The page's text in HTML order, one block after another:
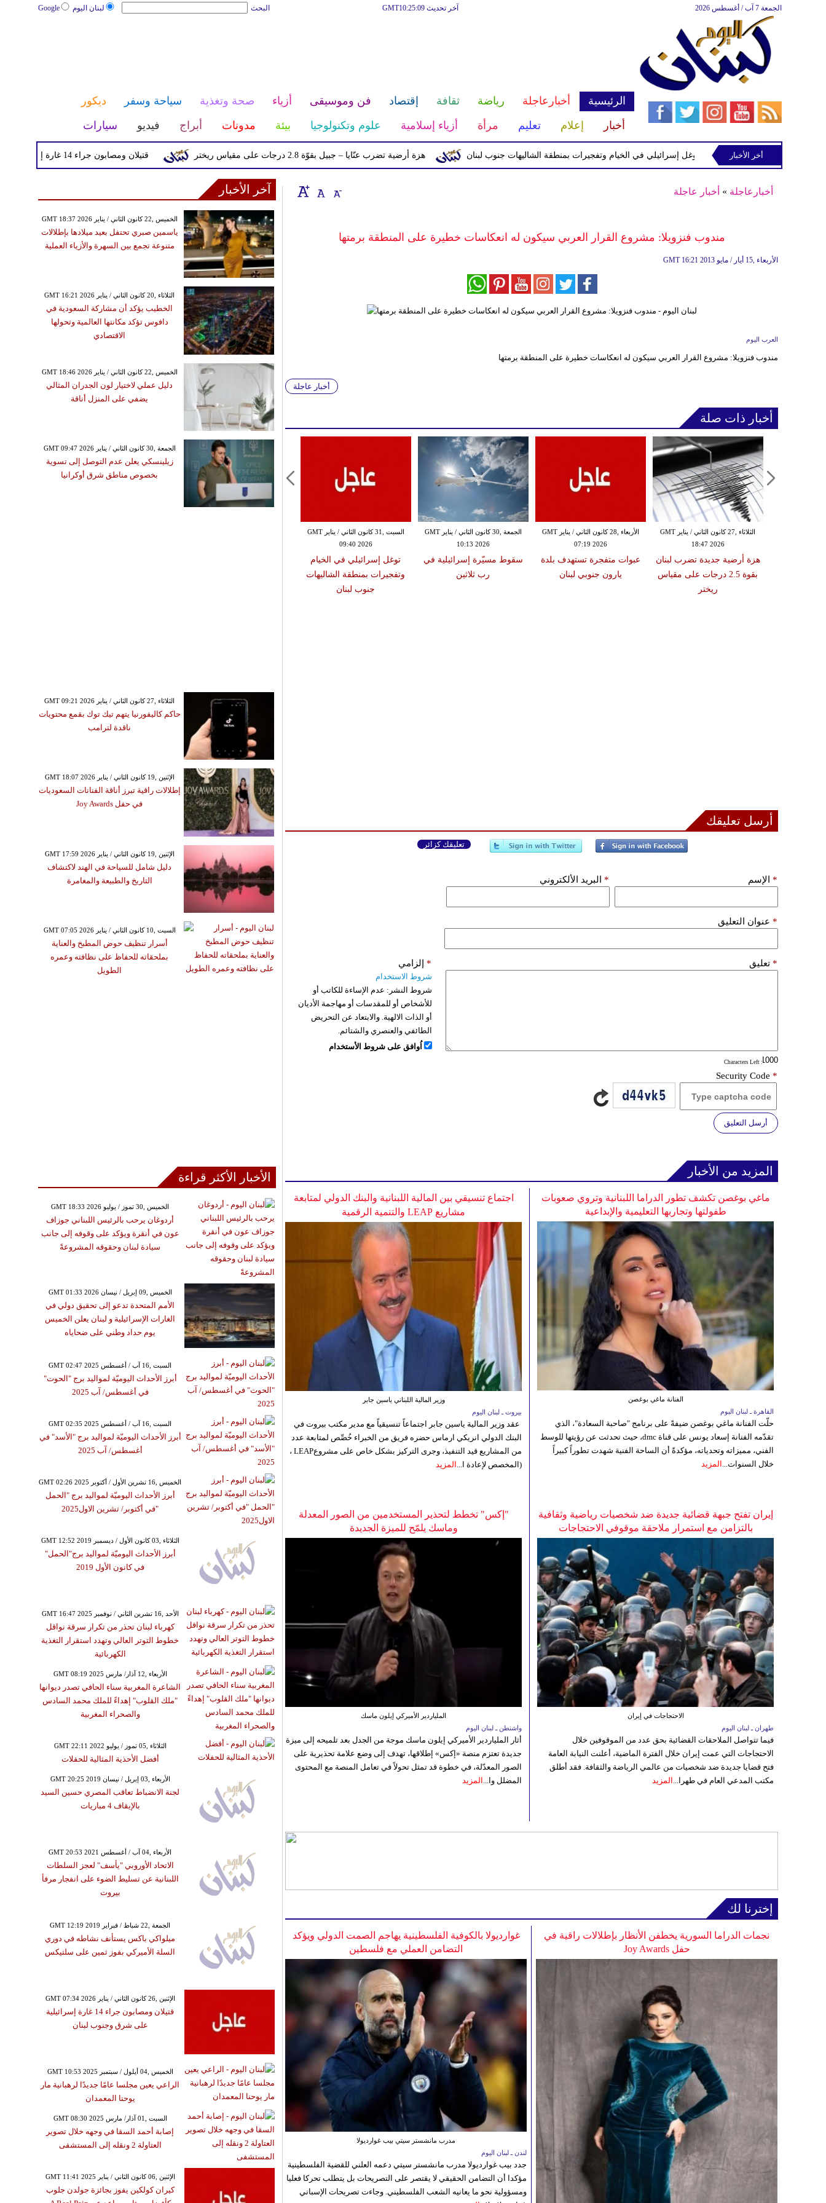
لبنان اليوم Google البحث آخر تحديث GMT10:25:09 الجمعة 7 آب / أغسطس 2026
الرئيسية أخبارعاجلة رياضة ثقافة إقتصاد فن وموسيقى أزياء صحة وتغذية سياحة وسفر
ديكور
أخبار
إعلام تعليم مرأة أزياء إسلامية علوم وتكنولوجيا بيئة مدونات أبراج فيديو سيارات
قتيلان ومصابون جراء 14 غارة إسرائيلية على شرق وجنوب لبنان هزة أرضية تضرب عنّايا – جبيل بقوّة 2.8 درجات على مقياس ريختر توغل إسرائيلي في الخيام وتفجيرات بمنطقة الشاليهات جنوب لبنان أخر الأخبار
أخبارعاجلة » أخبار عاجلة
مندوب فنزويلا: مشروع القرار العربي سيكون له انعكاسات خطيرة على المنطقة برمتها
GMT 16:21 2013 الأربعاء ,15 أيار / مايو
العرب اليوم
مندوب فنزويلا: مشروع القرار العربي سيكون له انعكاسات خطيرة على المنطقة برمتها
أخبار عاجلة
أخبار ذات صلة
السبت ,31 كانون الثاني / يناير GMT
09:40 2026
توغل إسرائيلي في الخيام
وتفجيرات بمنطقة الشاليهات
جنوب لبنان
الجمعة ,30 كانون الثاني / يناير GMT
10:13 2026
سقوط مسيّرة إسرائيلية في
رب ثلاثين
الأربعاء ,28 كانون الثاني / يناير GMT
07:19 2026
عبوات متفجرة تستهدف بلدة
يارون جنوبي لبنان
الثلاثاء ,27 كانون الثاني / يناير GMT
18:47 2026
هزة أرضية جديدة تضرب لبنان
بقوة 2.5 درجات على مقياس
ريختر
أرسل تعليقك
تعليقك كزائر
الإسم * البريد الألكتروني *
عنوان التعليق *
تعليق *
: Characters Left
إلزامي *
شروط الاستخدام
شروط النشر: عدم الإساءة للكاتب أو
للأشخاص أو للمقدسات أو مهاجمة الأديان
أو الذات الالهية. والابتعاد عن التحريض
الطائفي والعنصري والشتائم.
اُوافق على شروط الأستخدام
Security Code *
أرسل التعليق
المزيد من الأخبار
اجتماع تنسيقي بين المالية اللبنانية والبنك الدولي لمتابعة
مشاريع LEAP والتنمية الرقمية
وزير المالية اللبناني ياسين جابر
بيروت ـ لبنان اليوم
عقد وزير المالية ياسين جابر اجتماعاً تنسيقياً مع مدير مكتب بيروت في
البنك الدولي انريكي ارماس حضره فريق من الخبراء خُصِّص لمتابعة عدد
من المشاريع قيد التنفيذ، وجرى التركيز بشكل خاص على مشروعLEAP ،
(المخصص لإعادة ا... المزيد
ماغي بوغصن تكشف تطور الدراما اللبنانية وتروي صعوبات
طفولتها وتجاربها التعليمية والإبداعية
الفنانة ماغي بوغصن
القاهرة ـ لبنان اليوم
حلّت الفنانة ماغي بوغصن ضيفةً على برنامج "صاحبة السعادة"، الذي
تقدّمه الفنانة إسعاد يونس على قناة dmc، حيث تحدثت عن رؤيتها للوسط
الفني، مميزاته وتحدياته، مؤكدةً أن الساحة الفنية شهدت تطوراً كبيراً
خلال السنوات... المزيد
"إكس" تخطط لتحذير المستخدمين من الصور المعدلة
وماسك يلمّح للميزة الجديدة
الملياردير الأميركي إيلون ماسك
واشنطن ـ لبنان اليوم
أثار الملياردير الأميركي إيلون ماسك موجة من الجدل بعد تلميحه إلى ميزة
جديدة تعتزم منصة «إكس» إطلاقها، تهدف إلى وضع علامة تحذيرية على
الصور المعدّلة، في خطوة قد تمثل تحولاً في تعامل المنصة مع المحتوى
المضلل وا... المزيد
إيران تفتح جبهة قضائية جديدة ضد شخصيات رياضية وثقافية
بالتزامن مع استمرار ملاحقة موقوفي الاحتجاجات
الاحتجاجات في إيران
طهران ـ لبنان اليوم
فيما تتواصل الملاحقات القضائية بحق عدد من الموقوفين خلال
الاحتجاجات التي عمت إيران خلال الفترة الماضية، أعلنت النيابة العامة
فتح قضايا جديدة ضد شخصيات من عالمي الرياضة والثقافة. فقد أطلق
مكتب المدعي العام في طهرا... المزيد
إخترنا لك
غوارديولا بالكوفية الفلسطينية يهاجم الصمت الدولي ويؤكد
التضامن العملي مع فلسطين
مدرب مانشستر سيتي بيب غوارديولا
لندن ـ لبنان اليوم
جدد بيب غوارديولا مدرب مانشستر سيتي دعمه العلني للقضية الفلسطينية
مؤكدا أن التضامن الحقيقي لا يقتصر على التصريحات بل يتطلب تحركا فعليا
ومسؤولية نحو ما يعانيه الشعب الفلسطيني. وجاءت تصريحات الإسباني
نجمات الدراما السورية يخطفن الأنظار بإطلالات راقية في
حفل Joy Awards
آخر الأخبار
GMT 18:37 2026 الخميس ,22 كانون الثاني / يناير
ياسمين صبري تحتفل بعيد ميلادها بإطلالات
متنوعة تجمع بين السهرة والأزياء العملية
GMT 16:21 2026 الثلاثاء ,20 كانون الثاني / يناير
الخطيب يؤكد أن مشاركة السعودية في
دافوس تؤكد مكانتها العالمية وتحولها
الاقتصادي
GMT 18:46 2026 الخميس ,22 كانون الثاني / يناير
دليل عملي لاختيار لون الجدران المثالي
يضفي على المنزل أناقة
GMT 09:47 2026 الجمعة ,30 كانون الثاني / يناير
زيلينسكي يعلن عدم التوصل إلى تسوية
بخصوص مناطق شرق أوكرانيا
GMT 09:21 2026 الثلاثاء ,27 كانون الثاني / يناير
حاكم كاليفورنيا يتهم تيك توك بقمع محتويات
ناقدة لترامب
GMT 18:07 2026 الإثنين ,19 كانون الثاني / يناير
إطلالات راقية تبرز أناقة الفنانات السعوديات
في حفل Joy Awards
GMT 17:59 2026 الإثنين ,19 كانون الثاني / يناير
دليل شامل للسياحة في الهند لاكتشاف
التاريخ والطبيعة والمغامرة
GMT 07:05 2026 السبت ,10 كانون الثاني / يناير
أسرار تنظيف حوض المطبخ والعناية
بملحقاته للحفاظ على نظافته وعمره
الطويل
الأخبار الأكثر قراءة
GMT 18:33 2026 الخميس ,30 تموز / يوليو
أردوغان يرحب بالرئيس اللبناني جوزاف
عون في أنقرة ويؤكد على وقوفه إلى جانب
سيادة لبنان وحقوقه المشروعةً
GMT 01:33 2026 الخميس ,09 إبريل / نيسان
الأمم المتحدة تدعو إلى تحقيق دولي في
الغارات الإسرائيلية و لبنان يعلن الخميس
يوم حداد وطني على ضحاياه
GMT 02:47 2025 السبت ,16 آب / أغسطس
أبرز الأحداث اليوميّة لمواليد برج "الحوت"
في أغسطس/ آب 2025
GMT 02:35 2025 السبت ,16 آب / أغسطس
أبرز الأحداث اليوميّة لمواليد برج "الأسد" في
أغسطس/ آب 2025
GMT 02:26 2025 الخميس ,16 تشرين الأول / أكتوبر
أبرز الأحداث اليوميّة لمواليد برج "الحمل
"في أكتوبر/ تشرين الاول2025
GMT 12:52 2019 الثلاثاء ,03 كانون الأول / ديسمبر
أبرز الأحداث اليوميّة لمواليد برج"الحمل"
في كانون الأول 2019
GMT 16:47 2025 الأحد ,16 تشرين الثاني / نوفمبر
كهرباء لبنان تحذر من تكرار سرقة نواقل
خطوط التوتر العالي وتهدد استقرار التغذية
الكهربائية
GMT 08:19 2025 الأربعاء ,12 آذار/ مارس
الشاعرة المغربية سناء الحافي تصدر ديوانها
"ملك القلوب" إهداءً للملك محمد السادس
والصحراء المغربية
GMT 22:11 2022 الثلاثاء ,05 تموز / يوليو
أفضل الأحذية المثالية للحفلات
GMT 20:25 2019 الأربعاء ,03 إبريل / نيسان
لجنة الانضباط تعاقب المصري حسين السيد
بالإيقاف 4 مباريات
GMT 20:53 2021 الأربعاء ,04 آب / أغسطس
الاتحاد الأوروبي "يأسف" لعجز السلطات
اللبنانية عن تسليط الضوء على انفجار مرفأ
بيروت
GMT 12:19 2019 الجمعة ,22 شباط / فبراير
ميلواكي باكس يستأنف نشاطه في دوري
السلة الأميركي بفوز ثمين على سلتيكس
GMT 07:34 2026 الإثنين ,26 كانون الثاني / يناير
قتيلان ومصابون جراء 14 غارة إسرائيلية
على شرق وجنوب لبنان
GMT 10:53 2025 الخميس ,04 أيلول / سبتمبر
الراعي يعين مجلسا عامًا جديدًا لرهبانية مار
يوحنا المعمدان
GMT 08:30 2025 السبت ,01 آذار/ مارس
إصابة أحمد السقا في وجهه خلال تصوير
العتاولة 2 ونقله إلى المستشفى
GMT 11:41 2025 الإثنين ,06 كانون الثاني / يناير
كيران كولكين يفوز بجائزة جولدن جلوب